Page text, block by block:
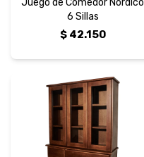
Juego de Comedor Nordico
6 Sillas
$ 42.150